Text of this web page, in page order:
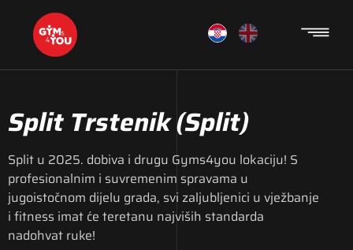
Split Trstenik(Split)
Split u 2025. dobiva i drugu Gyms4you lokaciju! S
profesionalnim i suvremenim spravama u
jugoistočnom dijelu grada, svi zaljubljenici u vježbanje
i fitness imat će teretanu najviših standarda
nadohvat ruke!